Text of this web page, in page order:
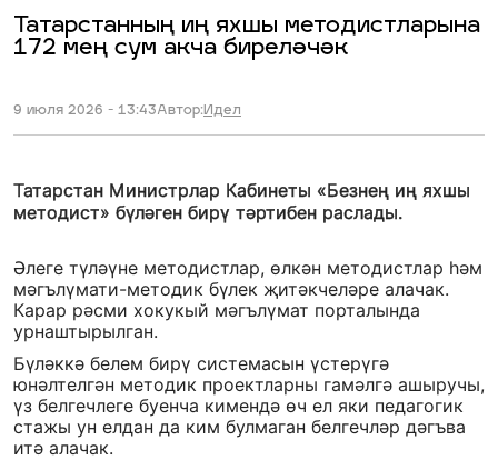
Татарстанның иң яхшы методистларына
172 мең сум акча биреләчәк
9 июля 2026 - 13:43Автор:Идел
Татарстан Министрлар Кабинеты «Безнең иң яхшы
методист» бүләген бирү тәртибен раслады.
Әлеге түләүне методистлар, өлкән методистлар һәм
мәгълүмати-методик бүлек җитәкчеләре алачак.
Карар рәсми хокукый мәгълүмат порталында
урнаштырылган.
Бүләккә белем бирү системасын үстерүгә
юнәлтелгән методик проектларны гамәлгә ашыручы,
үз белгечлеге буенча кимендә өч ел яки педагогик
стажы ун елдан да ким булмаган белгечләр дәгъва
итә алачак.